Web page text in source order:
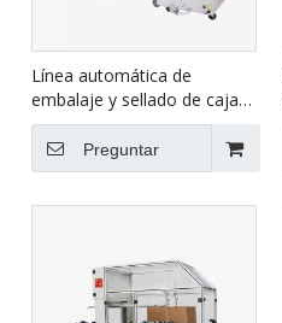
Línea automática de
embalaje y sellado de cajas
de cartón XFK-1C
Preguntar